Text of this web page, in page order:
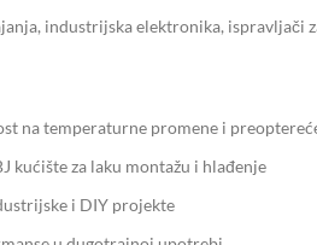
industrijska elektronika, ispravljači
na temperaturne promene i
kućište za laku montažu i hlađenje
i DIY projekte